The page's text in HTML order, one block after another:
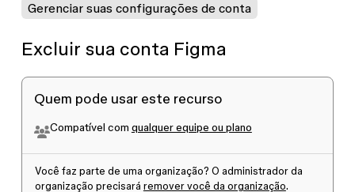
Gerenciar suas configurações de conta
Excluir sua conta Figma
Quem pode usar este recurso
Compatível com qualquer equipe ou plano
Você faz parte de uma organização? O administrador da
organização precisará remover você da organização.